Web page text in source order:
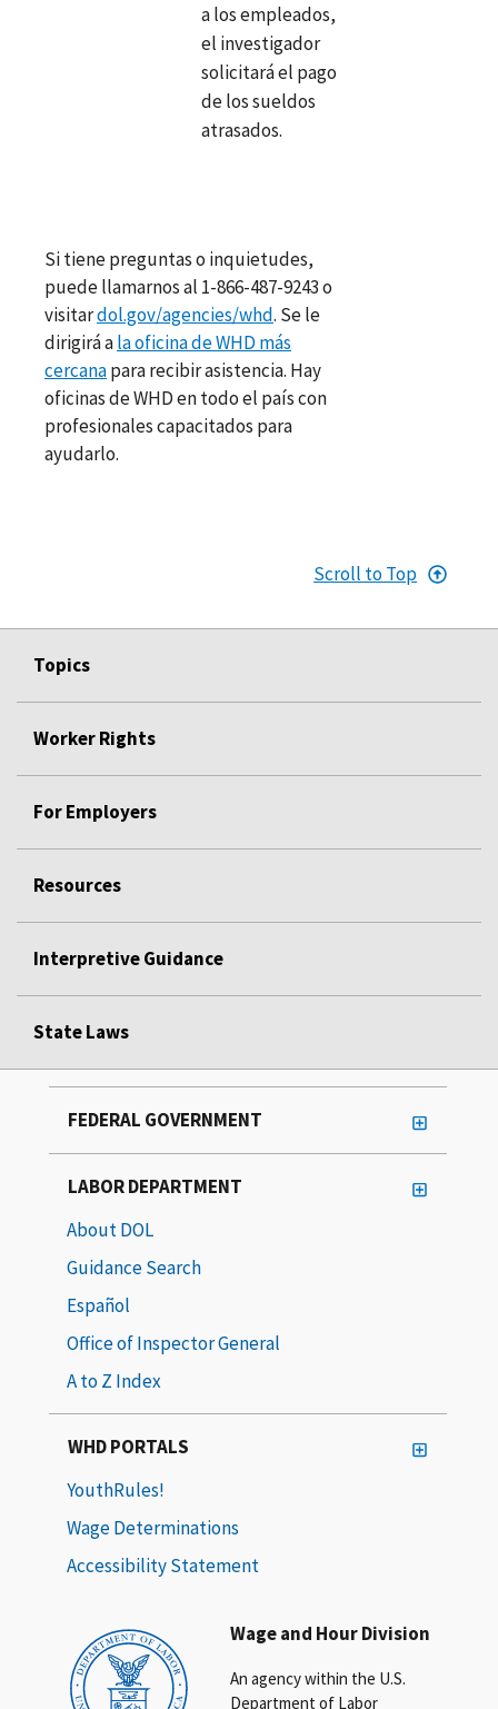
a los empleados,
el investigador
solicitará el pago
de los sueldos
atrasados.
Si tiene preguntas o inquietudes,
puede llamarnos al 1-866-487-9243 o
visitardol.gov/agencies/whd. Se le
dirigirá ala oficina de WHD más
cercanapara recibir asistencia. Hay
oficinas de WHD en todo el país con
profesionales capacitados para
ayudarlo.
Scroll to Top
Topics
Worker Rights
For Employers
Resources
Interpretive Guidance
State Laws
Wage and Hour Division
An agency within the U.S.
Department of Labor
FEDERAL GOVERNMENT
LABOR DEPARTMENT
About DOL
Guidance Search
Español
Office of Inspector General
A to Z Index
WHD PORTALS
YouthRules!
Wage Determinations
Accessibility Statement